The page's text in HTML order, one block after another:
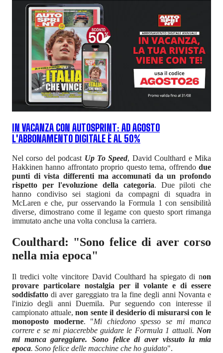
IN VACANZA CON AUTOSPRINT: AD AGOSTO
L'ABBONAMENTO DIGITALE È AL 50%
Nel corso del podcast Up To Speed, David Coulthard e Mika
Hakkinen hanno affrontato proprio questo tema, offrendo due
punti di vista differenti ma accomunati da un profondo
rispetto per l'evoluzione della categoria. Due piloti che
hanno condiviso sei stagioni da compagni di squadra in
McLaren e che, pur osservando la Formula 1 con sensibilità
diverse, dimostrano come il legame con questo sport rimanga
immutato anche una volta conclusa la carriera.
Coulthard: "Sono felice di aver corso
nella mia epoca"
Il tredici volte vincitore David Coulthard ha spiegato di non
provare particolare nostalgia per il volante e di essere
soddisfattodi aver gareggiato tra la fine degli anni Novanta e
l'inizio degli anni Duemila. Pur seguendo con interesse il
campionato attuale,non sente il desiderio di misurarsi con le
monoposto moderne. "Mi chiedono spesso se mi manca
correre e se mi piacerebbe guidare le Formula 1 attuali. Non
mi manca gareggiare. Sono felice di aver vissuto la mia
epoca. Sono felice delle macchine che ho guidato".